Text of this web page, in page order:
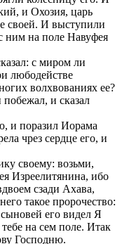
и Охозия, царь
своей. И выступили
ним на поле Навуфея
с миром ли
любодействе
волхвованиях ее?
и сказал
и поразил Иорама
чрез сердце его, и
своему: возьми,
Изреелитянина, ибо
сзади Ахава,
такое пророчество:
его видел Я
на сем поле. Итак
Господню.